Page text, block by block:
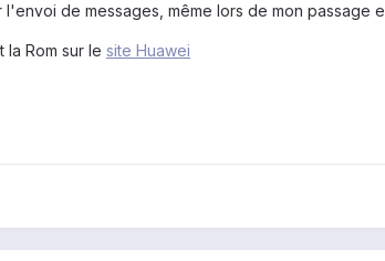
de messages, même lors de mon passage
Rom sur le site Huawei